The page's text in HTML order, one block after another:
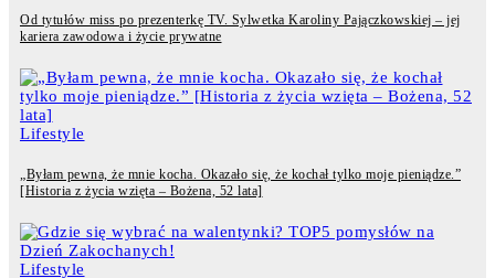
Od tytułów miss po prezenterkę TV. Sylwetka Karoliny Pajączkowskiej – jej
kariera zawodowa i życie prywatne
Lifestyle
„Byłam pewna, że mnie kocha. Okazało się, że kochał tylko moje pieniądze.”
[Historia z życia wzięta – Bożena, 52 lata]
Lifestyle